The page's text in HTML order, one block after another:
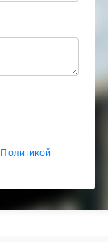
Политикой